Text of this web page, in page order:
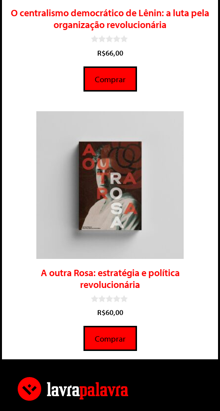
O centralismo democrático de Lênin: a luta pela
organização revolucionária
5
R$66,00
Comprar
A outra Rosa: estratégia e política
revolucionária
5
R$60,00
Comprar